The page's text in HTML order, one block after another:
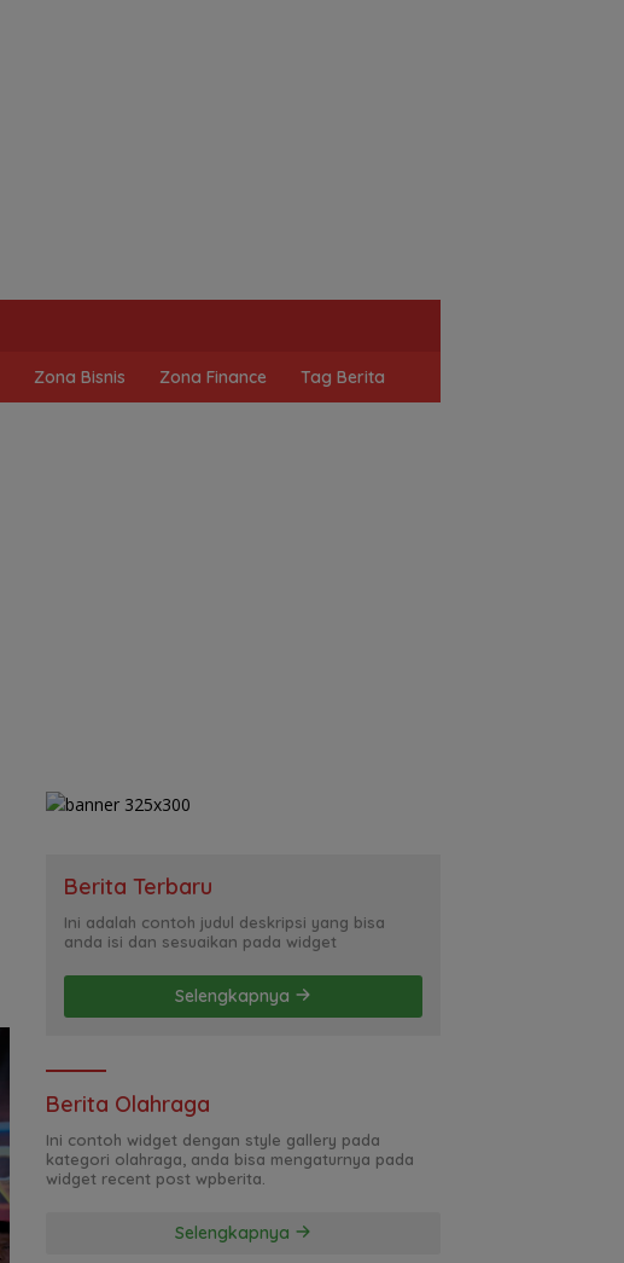
Zona Bisnis Zona Finance Tag Berita
Berita Terbaru
Ini adalah contoh judul deskripsi yang bisa
anda isi dan sesuaikan pada widget
Selengkapnya
Berita Olahraga
Ini contoh widget dengan style gallery pada
kategori olahraga, anda bisa mengaturnya pada
widget recent post wpberita.
Selengkapnya